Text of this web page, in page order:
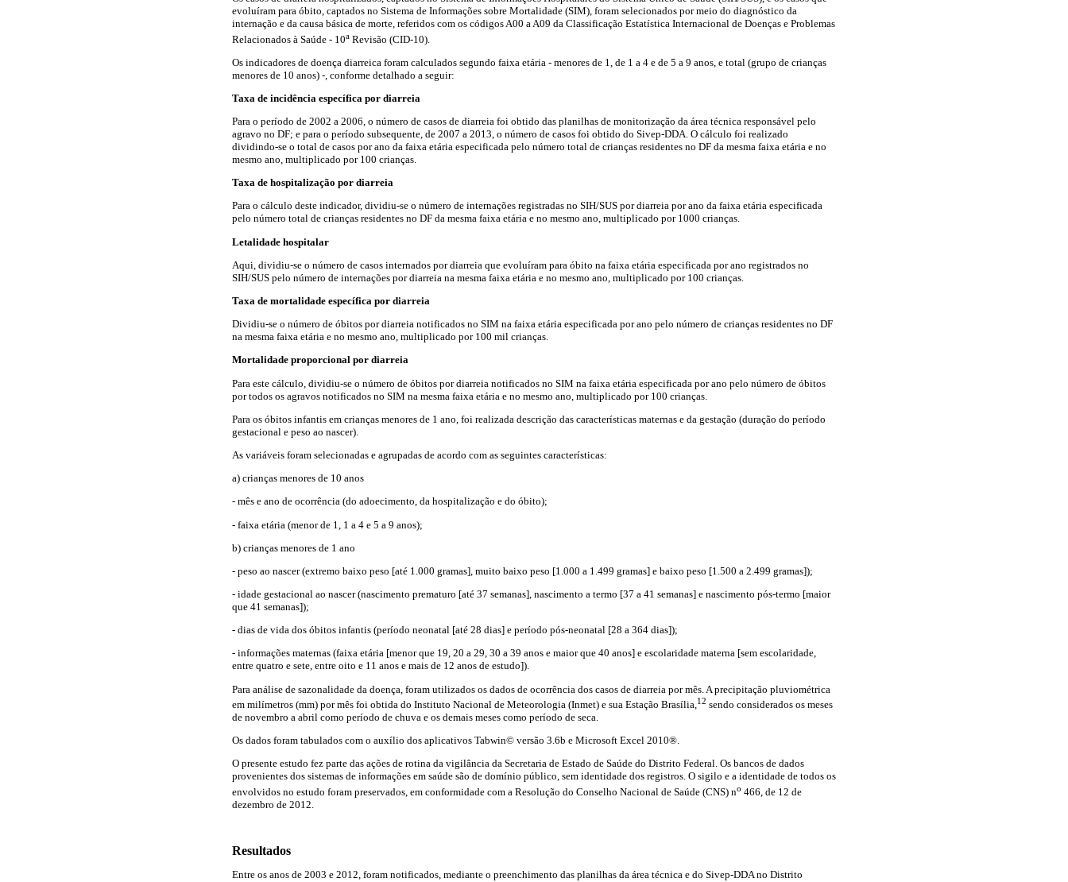
evoluíram para óbito, captados no Sistema de Informações sobre Mortalidade (SIM), foram selecionados por meio do diagnóstico da
internação e da causa básica de morte, referidos com os códigos A00 a A09 da Classificação Estatística Internacional de Doenças e Problemas
Relacionados à Saúde - 10a Revisão (CID-10).
Os indicadores de doença diarreica foram calculados segundo faixa etária - menores de 1, de 1 a 4 e de 5 a 9 anos, e total (grupo de crianças
menores de 10 anos) -, conforme detalhado a seguir:
Taxa de incidência específica por diarreia
Para o período de 2002 a 2006, o número de casos de diarreia foi obtido das planilhas de monitorização da área técnica responsável pelo
agravo no DF; e para o período subsequente, de 2007 a 2013, o número de casos foi obtido do Sivep-DDA. O cálculo foi realizado
dividindo-se o total de casos por ano da faixa etária especificada pelo número total de crianças residentes no DF da mesma faixa etária e no
mesmo ano, multiplicado por 100 crianças.
Taxa de hospitalização por diarreia
Para o cálculo deste indicador, dividiu-se o número de internações registradas no SIH/SUS por diarreia por ano da faixa etária especificada
pelo número total de crianças residentes no DF da mesma faixa etária e no mesmo ano, multiplicado por 1000 crianças.
Letalidade hospitalar
Aqui, dividiu-se o número de casos internados por diarreia que evoluíram para óbito na faixa etária especificada por ano registrados no
SIH/SUS pelo número de internações por diarreia na mesma faixa etária e no mesmo ano, multiplicado por 100 crianças.
Taxa de mortalidade específica por diarreia
Dividiu-se o número de óbitos por diarreia notificados no SIM na faixa etária especificada por ano pelo número de crianças residentes no DF
na mesma faixa etária e no mesmo ano, multiplicado por 100 mil crianças.
Mortalidade proporcional por diarreia
Para este cálculo, dividiu-se o número de óbitos por diarreia notificados no SIM na faixa etária especificada por ano pelo número de óbitos
por todos os agravos notificados no SIM na mesma faixa etária e no mesmo ano, multiplicado por 100 crianças.
Para os óbitos infantis em crianças menores de 1 ano, foi realizada descrição das características maternas e da gestação (duração do período
gestacional e peso ao nascer).
As variáveis foram selecionadas e agrupadas de acordo com as seguintes características:
a) crianças menores de 10 anos
- mês e ano de ocorrência (do adoecimento, da hospitalização e do óbito);
- faixa etária (menor de 1, 1 a 4 e 5 a 9 anos);
b) crianças menores de 1 ano
- peso ao nascer (extremo baixo peso [até 1.000 gramas], muito baixo peso [1.000 a 1.499 gramas] e baixo peso [1.500 a 2.499 gramas]);
- idade gestacional ao nascer (nascimento prematuro [até 37 semanas], nascimento a termo [37 a 41 semanas] e nascimento pós-termo [maior
que 41 semanas]);
- dias de vida dos óbitos infantis (período neonatal [até 28 dias] e período pós-neonatal [28 a 364 dias]);
- informações maternas (faixa etária [menor que 19, 20 a 29, 30 a 39 anos e maior que 40 anos] e escolaridade materna [sem escolaridade,
entre quatro e sete, entre oito e 11 anos e mais de 12 anos de estudo]).
Para análise de sazonalidade da doença, foram utilizados os dados de ocorrência dos casos de diarreia por mês. A precipitação pluviométrica
em milímetros (mm) por mês foi obtida do Instituto Nacional de Meteorologia (Inmet) e sua Estação Brasília, 12 sendo considerados os meses
de novembro a abril como período de chuva e os demais meses como período de seca.
Os dados foram tabulados com o auxílio dos aplicativos Tabwin© versão 3.6b e Microsoft Excel 2010®.
O presente estudo fez parte das ações de rotina da vigilância da Secretaria de Estado de Saúde do Distrito Federal. Os bancos de dados
provenientes dos sistemas de informações em saúde são de domínio público, sem identidade dos registros. O sigilo e a identidade de todos os
envolvidos no estudo foram preservados, em conformidade com a Resolução do Conselho Nacional de Saúde (CNS) no 466, de 12 de
dezembro de 2012.
Resultados
Entre os anos de 2003 e 2012, foram notificados, mediante o preenchimento das planilhas da área técnica e do Sivep-DDA no Distrito